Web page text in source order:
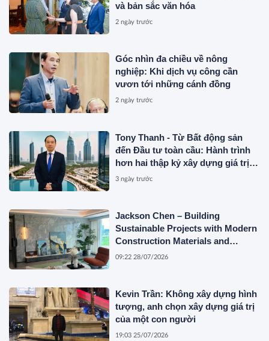
và bản sắc văn hóa
2 ngày trước
Góc nhìn đa chiều về nông
nghiệp: Khi dịch vụ công cần
vươn tới những cánh đồng
2 ngày trước
Tony Thanh - Từ Bất động sản
đến Đầu tư toàn cầu: Hành trình
hơn hai thập kỷ xây dựng giá trị
của một doanh nhân Việt tại Úc
3 ngày trước
Jackson Chen – Building
Sustainable Projects with Modern
Construction Materials and
Innovative Container Solutions
09:22 28/07/2026
Kevin Trần: Không xây dựng hình
tượng, anh chọn xây dựng giá trị
của một con người
19:03 25/07/2026